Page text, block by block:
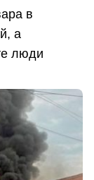
в
а
люди